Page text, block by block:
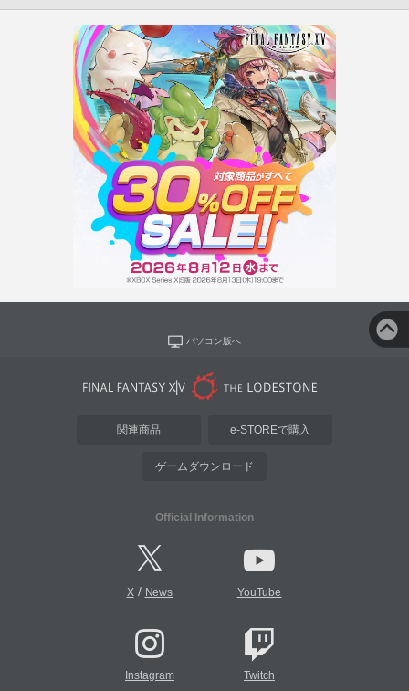
パソコン版へ
関連商品 e-STOREで購入
ゲームダウンロード
Official Information
X/ News YouTube
Instagram Twitch